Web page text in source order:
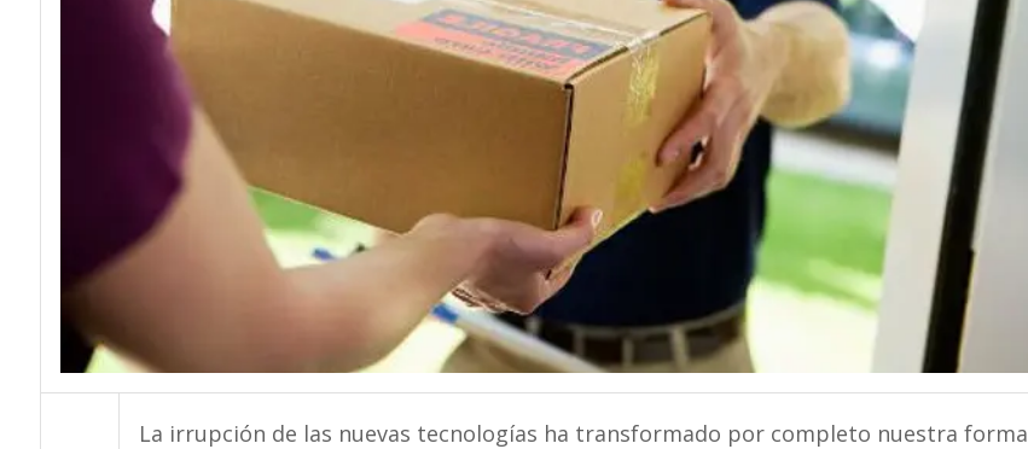
La irrupción de las nuevas tecnologías ha transformado por completo nuestra forma